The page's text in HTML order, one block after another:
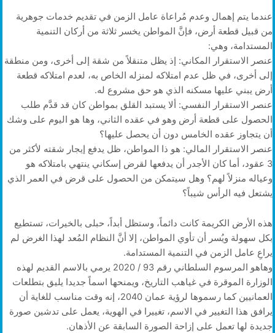
عندما يتم إهمال وعدم مُراعاة عامل الزمن في تقديم خدمات جوهرية
من قبيل قطعة أرض، فإنَّ المواطن يخسر ثلاثة من أركان التنمية
المستدامة، وهي:
عنصر الاستقرار المكاني: إذ يظل متنقلاً من شقة إلى أخرى، ومن منطقة
إلى أخرى، في ظل عدم امتلاكه لمنزله الخاص به، لعدم امتلاكه قطعة
أرض يبني عليها مسكنه الذي هو حق مشروع له.
عنصر الاستقرار النفسي: ألا يستبد القلق بمواطن كان قد قدَّم طلب
الحصول على قطعة أرض وهو في عقده الثاني، وها هو اليوم على وشك
أن يتجاوز عقده الخامس دون أن يحصل عليها؟
عنصر الاستقرار المالي: هو ذا المواطن، ظل يدفع إيجار شقته لأكثر من
3 عقود، أما كان الأجدر أن يدفعها لقرض إسكاني ينتهي بامتلاكه هو
وعياله منزلاً لهم؟ وهل سيتمكن من الحصول على قرض في العمر الذي
يشتعل فيه الرأس شيباً؟
هذه الأرض الكريمة كانت دائماً، وستظل أبداً، حبلى بالخيرات، تستطيع
بكل سهولة ويُسر أن تأوي المواطن، إلا أنَّ النظام المُعد لهذا الغرض لم
يراعِ عامل الزمن في التنمية المستدامة.
وهاهو المرسوم السلطاني رقم 93 / 2020 يرمي بالاسم القديم لهذه
الوزارة الموقرة في غياهب التاريخ، ويمنحها اسماً جديدا يليق بتطلعات
العمانيين كما رسموها لرؤية عمان 2040، إنه وقت مناسب للغاية أن
يرافق هذا التغيير في الاسم، تغييرا في الهوية، يعمل على تدشين صورة
جديدة لها تعمل على إزاحة الصورة السابقة عن الأذهان.